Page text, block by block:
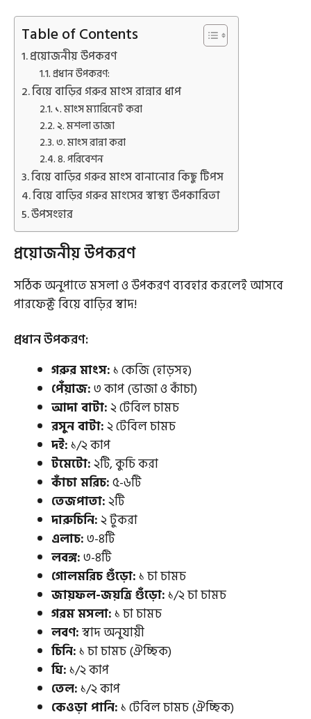
Table of Contents
প্রয়োজনীয় উপকরণ
প্রধান উপকরণ:
বিয়ে বাড়ির গরুর মাংস রান্নার ধাপ
১. মাংস ম্যারিনেট করা
২. মশলা ভাজা
৩. মাংস রান্না করা
৪. পরিবেশন
বিয়ে বাড়ির গরুর মাংস বানানোর কিছু টিপস
বিয়ে বাড়ির গরুর মাংসের স্বাস্থ্য উপকারিতা
উপসংহার
প্রয়োজনীয় উপকরণ
সঠিক অনুপাতে মসলা ও উপকরণ ব্যবহার করলেই আসবে
পারফেক্ট বিয়ে বাড়ির স্বাদ!
প্রধান উপকরণ:
গরুর মাংস:১ কেজি (হাড়সহ)
পেঁয়াজ:৩ কাপ (ভাজা ও কাঁচা)
আদা বাটা:২ টেবিল চামচ
রসুন বাটা:২ টেবিল চামচ
দই:১/২ কাপ
টমেটো:২টি, কুচি করা
কাঁচা মরিচ:৫-৬টি
তেজপাতা:২টি
দারুচিনি:২ টুকরা
এলাচ:৩-৪টি
লবঙ্গ:৩-৪টি
গোলমরিচ গুঁড়ো:১ চা চামচ
জায়ফল-জয়ত্রি গুঁড়ো:১/২ চা চামচ
গরম মসলা:১ চা চামচ
লবণ:স্বাদ অনুযায়ী
চিনি:১ চা চামচ (ঐচ্ছিক)
ঘি:১/২ কাপ
তেল:১/২ কাপ
কেওড়া পানি:১ টেবিল চামচ (ঐচ্ছিক)